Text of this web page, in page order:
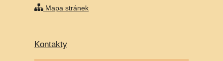
Mapa stránek
Kontakty